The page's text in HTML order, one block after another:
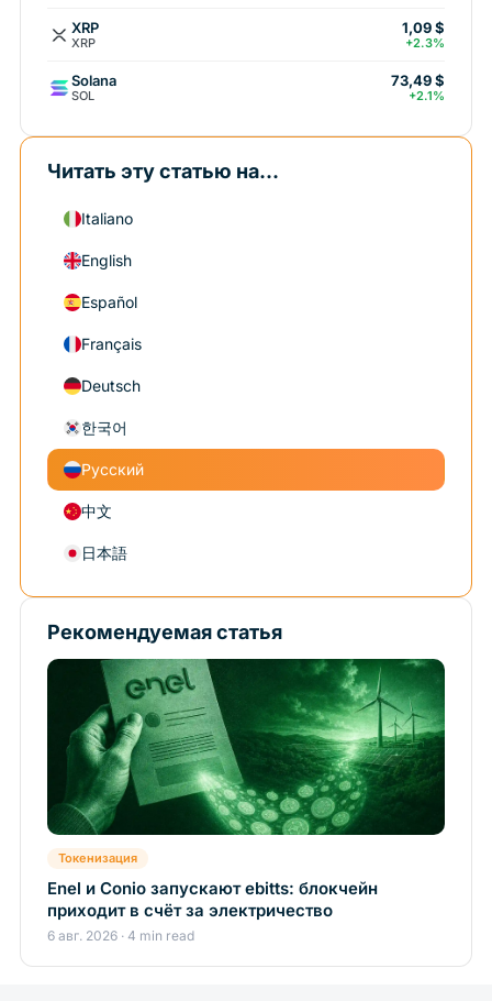
XRP
XRP
1,09 $
+2.3%
Solana
SOL
73,49 $
+2.1%
Читать эту статью на...
Italiano
English
Español
Français
Deutsch
한국어
Русский
中文
日本語
Рекомендуемая статья
Токенизация
Enel и Conio запускают ebitts: блокчейн
приходит в счёт за электричество
6 авг. 2026 · 4 min read